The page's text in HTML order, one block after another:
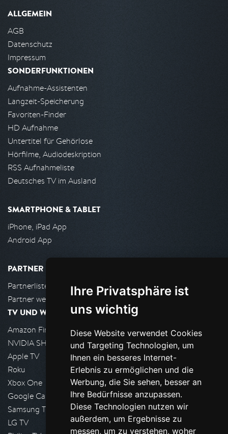
Ihre Privatsphäre ist
uns wichtig
Diese Website verwendet Cookies
und Targeting Technologien, um
Ihnen ein besseres Internet-
Erlebnis zu ermöglichen und die
Werbung, die Sie sehen, besser an
Ihre Bedürfnisse anzupassen.
Diese Technologien nutzen wir
außerdem, um Ergebnisse zu
messen, um zu verstehen, woher
ALLGEMEIN
AGB
Datenschutz
Impressum
SONDERFUNKTIONEN
Aufnahme-Assistenten
Langzeit-Speicherung
Favoriten-Finder
HD Aufnahme
Untertitel für Gehörlose
Hörfilme, Audiodeskription
RSS Aufnahmeliste
Deutsches TV im Ausland
SMARTPHONE & TABLET
iPhone, iPad App
Android App
PARTNER
Partnerliste
Partner werden
TV UND WOHNZIMMER
Amazon FireTV
NVIDIA SHIELD, Google TV
Apple TV
Roku
Xbox One
Google Cast
Samsung TV
LG TV